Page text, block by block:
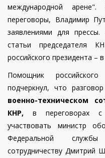
международной
переговоры, Владимир
заявлениями для
статьи председателя
российского президента –
Помощник
подчеркнул, что
военно-техническом
КНР, в переговорах с
участвовать министр
Федеральной
сотрудничеству Дмитрий